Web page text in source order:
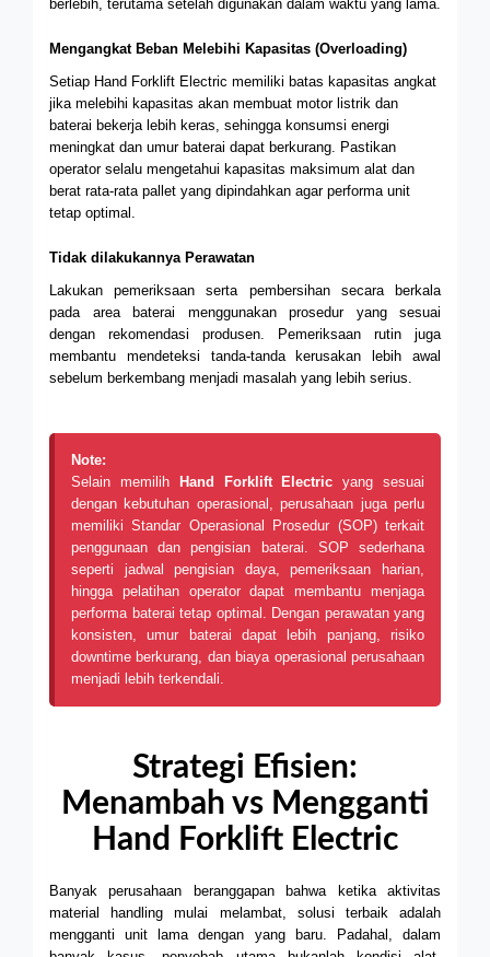
berlebih, terutama setelah digunakan dalam waktu yang lama.
Mengangkat Beban Melebihi Kapasitas (Overloading)
Setiap Hand Forklift Electric memiliki batas kapasitas angkat
jika melebihi kapasitas akan membuat motor listrik dan
baterai bekerja lebih keras, sehingga konsumsi energi
meningkat dan umur baterai dapat berkurang. Pastikan
operator selalu mengetahui kapasitas maksimum alat dan
berat rata-rata pallet yang dipindahkan agar performa unit
tetap optimal.
Tidak dilakukannya Perawatan
Lakukan pemeriksaan serta pembersihan secara berkala
pada area baterai menggunakan prosedur yang sesuai
dengan rekomendasi produsen. Pemeriksaan rutin juga
membantu mendeteksi tanda-tanda kerusakan lebih awal
sebelum berkembang menjadi masalah yang lebih serius.
Note:
Selain memilih
Hand Forklift Electric yang sesuai
dengan kebutuhan operasional, perusahaan juga perlu
memiliki Standar Operasional Prosedur (SOP) terkait
penggunaan dan pengisian baterai. SOP sederhana
seperti jadwal pengisian daya, pemeriksaan harian,
hingga pelatihan operator dapat membantu menjaga
performa baterai tetap optimal. Dengan perawatan yang
konsisten, umur baterai dapat lebih panjang, risiko
downtime berkurang, dan biaya operasional perusahaan
menjadi lebih terkendali.
Strategi Efisien:
Menambah vs Mengganti
Hand Forklift Electric
Banyak perusahaan beranggapan bahwa ketika aktivitas
material handling mulai melambat, solusi terbaik adalah
mengganti unit lama dengan yang baru. Padahal, dalam